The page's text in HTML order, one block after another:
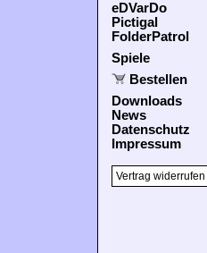
eDVarDo
Pictigal
FolderPatrol
Spiele
Bestellen
Downloads
News
Datenschutz
Impressum
Vertrag widerrufen